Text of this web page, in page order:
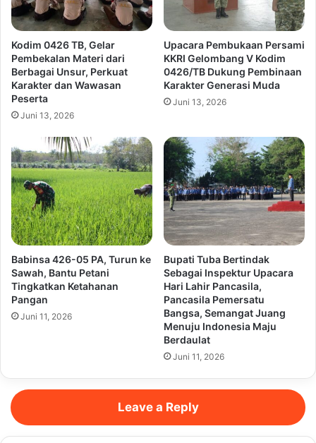
Kodim 0426 TB, Gelar
Pembekalan Materi dari
Berbagai Unsur, Perkuat
Karakter dan Wawasan
Peserta
Juni 13, 2026
Upacara Pembukaan Persami
KKRI Gelombang V Kodim
0426/TB Dukung Pembinaan
Karakter Generasi Muda
Juni 13, 2026
Babinsa 426-05 PA, Turun ke
Sawah, Bantu Petani
Tingkatkan Ketahanan
Pangan
Juni 11, 2026
Bupati Tuba Bertindak
Sebagai Inspektur Upacara
Hari Lahir Pancasila,
Pancasila Pemersatu
Bangsa, Semangat Juang
Menuju Indonesia Maju
Berdaulat
Juni 11, 2026
Leave a Reply